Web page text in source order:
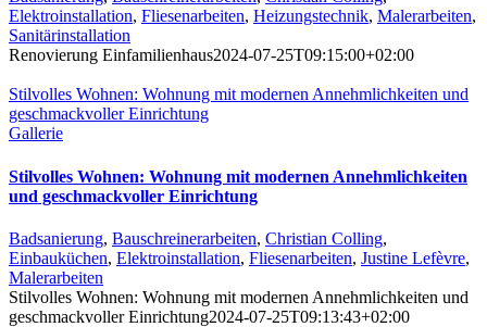
Elektroinstallation, Fliesenarbeiten, Heizungstechnik, Malerarbeiten,
Sanitärinstallation
Renovierung Einfamilienhaus2024-07-25T09:15:00+02:00
Stilvolles Wohnen: Wohnung mit modernen Annehmlichkeiten und
geschmackvoller Einrichtung
Gallerie
Stilvolles Wohnen: Wohnung mit modernen Annehmlichkeiten
und geschmackvoller Einrichtung
Badsanierung, Bauschreinerarbeiten, Christian Colling,
Einbauküchen, Elektroinstallation, Fliesenarbeiten, Justine Lefèvre,
Malerarbeiten
Stilvolles Wohnen: Wohnung mit modernen Annehmlichkeiten und
geschmackvoller Einrichtung2024-07-25T09:13:43+02:00